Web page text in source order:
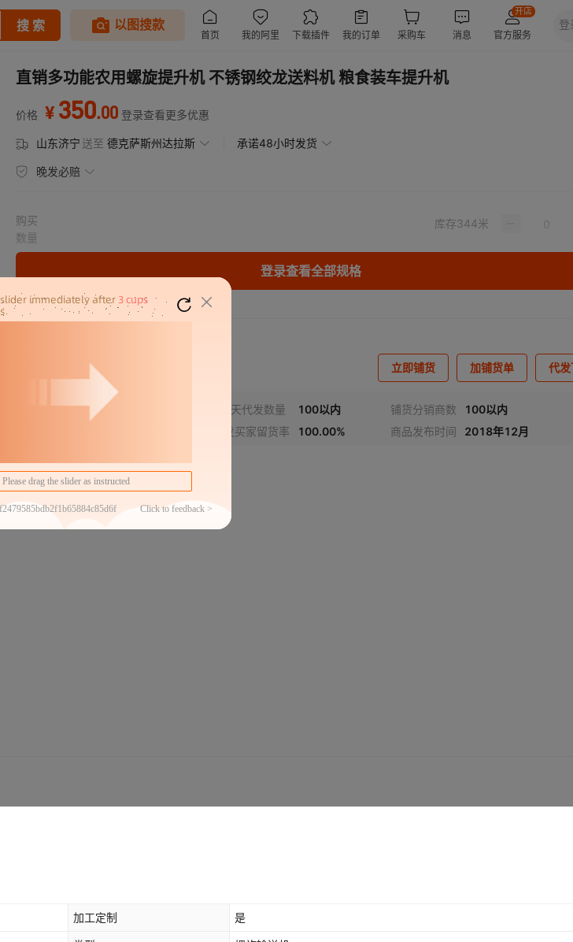
直销多功能农用螺旋提升机 不锈钢绞龙送料机 粮食装车提升机
价格 ¥ 350.00 登录查看更多优惠
山东济宁 送至 德克萨斯州达拉斯 承诺48小时发货
晚发必赔
购买
数量
库存344米
登录查看全部规格
350 官方仓退货 立即铺货 加铺货单 代
近30天代发数量 近7天代发数量 100以内 铺货分销商数
100以内
代发买家留货率 100.00% 商品发布时间 2018年12月
加工定制 是